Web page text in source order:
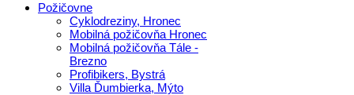
Požičovne
Cyklodreziny, Hronec
Mobilná požičovňa Hronec
Mobilná požičovňa Tále -
Brezno
Profibikers, Bystrá
Villa Ďumbierka, Mýto